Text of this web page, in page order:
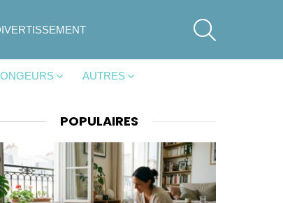
AUTRES
POPULAIRES